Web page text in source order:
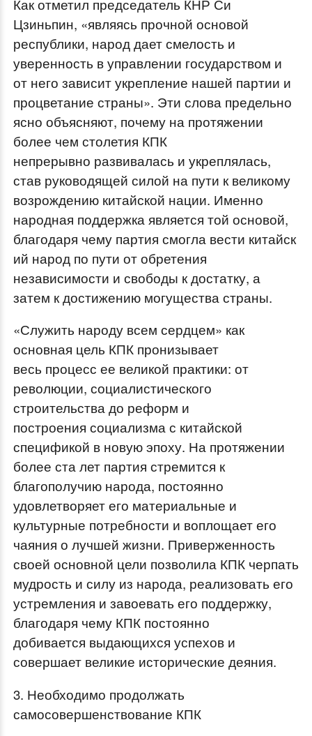
Как отметил председатель КНР Си
Цзиньпин, «являясь прочной основой
республики, народ дает смелость и
уверенность в управлении государством и
от него зависит укрепление нашей партии и
процветание страны». Эти слова предельно
ясно объясняют, почему на протяжении
более чем столетия КПК
непрерывно развивалась и укреплялась,
став руководящей силой на пути к великому
возрождению китайской нации. Именно
народная поддержка является той основой,
благодаря чему партия смогла вести китайск
ий народ по пути от обретения
независимости и свободы к достатку, а
затем к достижению могущества страны.
«Служить народу всем сердцем» как
основная цель КПК пронизывает
весь процесс ее великой практики: от
революции, социалистического
строительства до реформ и
построения социализма с китайской
спецификой в новую эпоху. На протяжении
более ста лет партия стремится к
благополучию народа, постоянно
удовлетворяет его материальные и
культурные потребности и воплощает его
чаяния о лучшей жизни. Приверженность
своей основной цели позволила КПК черпать
мудрость и силу из народа, реализовать его
устремления и завоевать его поддержку,
благодаря чему КПК постоянно
добивается выдающихся успехов и
совершает великие исторические деяния.
3. Необходимо продолжать
самосовершенствование КПК